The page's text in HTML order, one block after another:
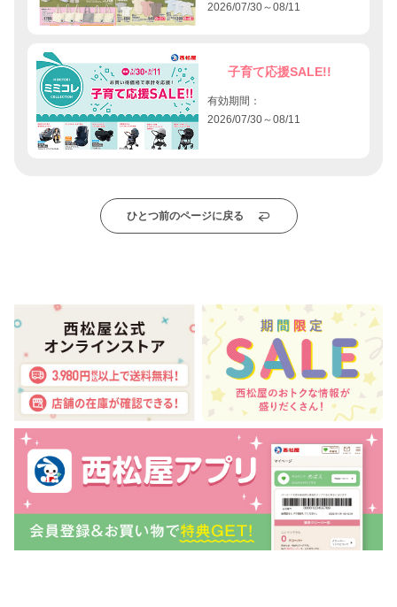
2026/07/30～08/11
子育て応援SALE!!
有効期間：
2026/07/30～08/11
ひとつ前のページに戻る